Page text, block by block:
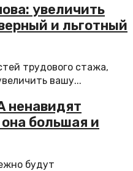
увеличить
и льготный
трудового стажа,
вашу...
большая и
будут